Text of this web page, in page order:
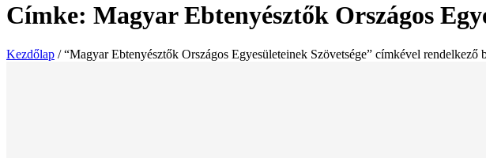
Címke: Magyar Ebtenyésztők Országos
Kezdőlap / “Magyar Ebtenyésztők Országos Egyesületeinek Szövetsége” címkével rendelkező